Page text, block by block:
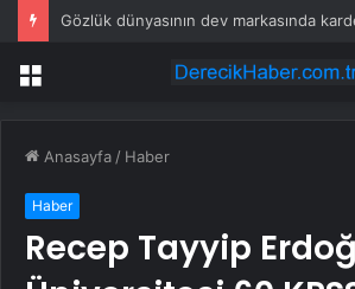
Menü
Anasayfa / Haber
Haber
Recep Tayyip